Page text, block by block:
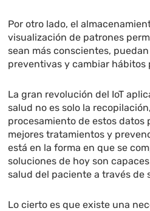
Por otro lado, el
visualización de patrones
sean más conscientes,
preventivas y cambiar hábitos
La gran revolución del IoT
salud no es solo la
procesamiento de estos datos
mejores tratamientos y
está en la forma en que se
soluciones de hoy son
salud del paciente a través de
Lo cierto es que existe una